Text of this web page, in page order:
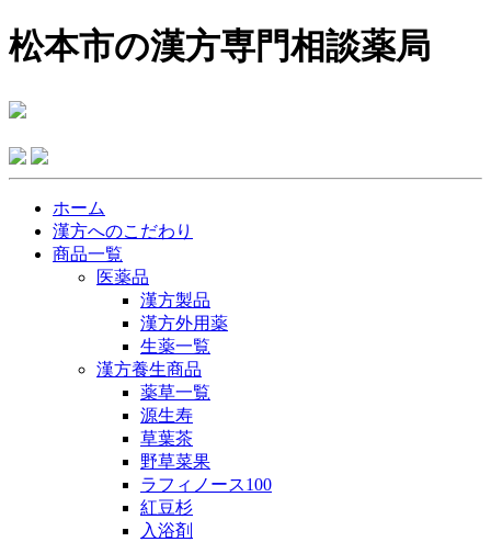
松本市の漢方専門相談薬局
ホーム
漢方へのこだわり
商品一覧
医薬品
漢方製品
漢方外用薬
生薬一覧
漢方養生商品
薬草一覧
源生寿
草葉茶
野草菜果
ラフィノース100
紅豆杉
入浴剤